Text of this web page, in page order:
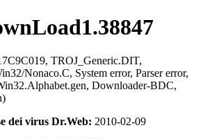
TROJ_Generic.DIT,
Nonaco.C, System error, Parser error,
Downloader-BDC,
dei virus Dr.Web: 2010-02-09